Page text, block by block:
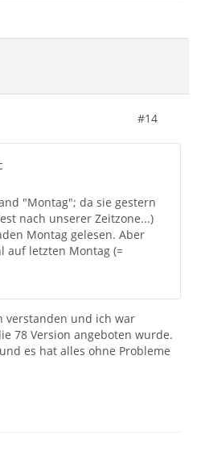
#14
"Montag"; da sie gestern
nach unserer Zeitzone...)
Montag gelesen. Aber
auf letzten Montag (=
verstanden und ich war
78 Version angeboten wurde.
es hat alles ohne Probleme